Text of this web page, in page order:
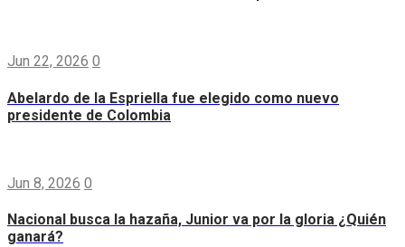
Jun 22, 2026 0
Abelardo de la Espriella fue elegido como nuevo
presidente de Colombia
Jun 8, 2026 0
Nacional busca la hazaña, Junior va por la gloria ¿Quién
ganará?